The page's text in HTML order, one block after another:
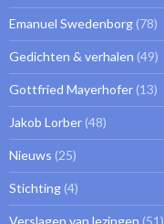
Emanuel Swedenborg (78)
Gedichten & verhalen (49)
Gottfried Mayerhofer (13)
Jakob Lorber (48)
Nieuws (25)
Stichting (4)